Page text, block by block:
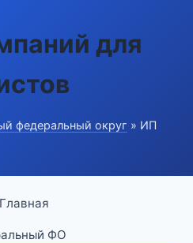
для
федеральный округ » ИП
ФО